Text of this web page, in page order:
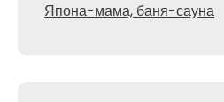
Япона-мама, баня-сауна